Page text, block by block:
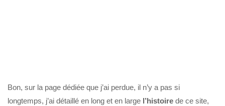
Bon, sur la page dédiée que j’ai perdue, il n’y a pas si
longtemps, j’ai détaillé en long et en large l’histoire de ce site,